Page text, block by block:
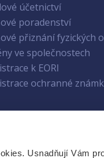
Usnadňují Vám
účetnictví
poradenství
přiznání fyzických
ve společnostech
k EORI
ochranné